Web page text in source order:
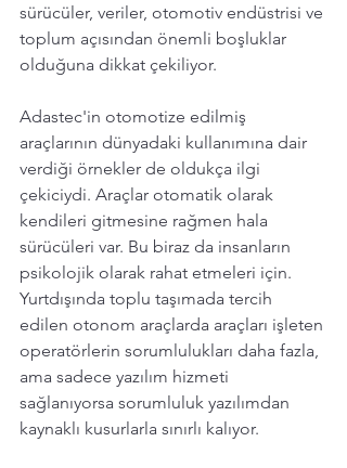
sürücüler, veriler, otomotiv endüstrisi ve
toplum açısından önemli boşluklar
olduğuna dikkat çekiliyor.
Adastec'in otomotize edilmiş
araçlarının dünyadaki kullanımına dair
verdiği örnekler de oldukça ilgi
çekiciydi. Araçlar otomatik olarak
kendileri gitmesine rağmen hala
sürücüleri var. Bu biraz da insanların
psikolojik olarak rahat etmeleri için.
Yurtdışında toplu taşımada tercih
edilen otonom araçlarda araçları işleten
operatörlerin sorumlulukları daha fazla,
ama sadece yazılım hizmeti
sağlanıyorsa sorumluluk yazılımdan
kaynaklı kusurlarla sınırlı kalıyor.